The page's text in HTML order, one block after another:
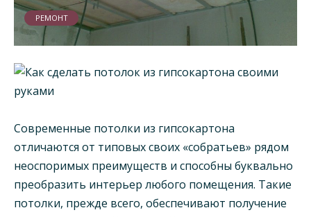
РЕМОНТ
Современные потолки из гипсокартона
отличаются от типовых своих «собратьев» рядом
неоспоримых преимуществ и способны буквально
преобразить интерьер любого помещения. Такие
потолки, прежде всего, обеспечивают получение